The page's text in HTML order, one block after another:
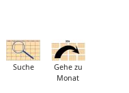
Suche
Gehe zu
Monat